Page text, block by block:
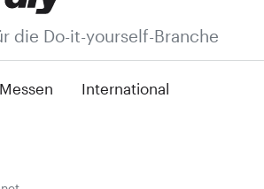
die Do-it-yourself-Branche
Messen
International